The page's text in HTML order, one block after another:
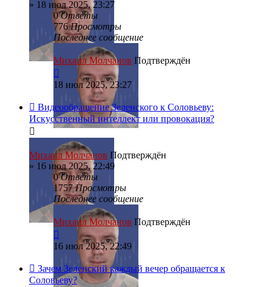
» 18 июл 2025, 23:27
0Ответы
776Просмотры
Последнее сообщение
Михаил Молчанов Подтверждён
18 июл 2025, 23:27
Видеообращение Зеленского к Соловьеву:
Искусственный интеллект или провокация?
Михаил Молчанов Подтверждён
» 16 июл 2025, 22:49
0Ответы
1757Просмотры
Последнее сообщение
Михаил Молчанов Подтверждён
16 июл 2025, 22:49
Зачем Зеленский каждый вечер обращается к
Соловьеву?